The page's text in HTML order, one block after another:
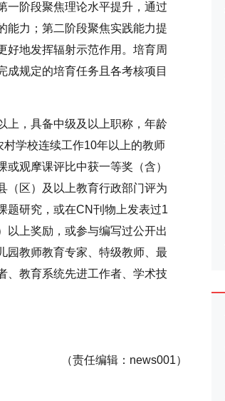
一阶段聚焦理论水平提升，通过
能力；第二阶段聚焦实践能力提
好地发挥辐射示范作用。培育周
成规定的培育任务且各考核项目
上，具备中级及以上职称，年龄
学校连续工作10年以上的教师
观摩课评比中获一等奖（含）
（区）及以上教育行政部门评为
题研究，或在CN刊物上发表过1
以上奖励，或参与编写过公开出
园教师教育专家、特级教师、最
、教育系统先进工作者、学术技
（责任编辑：news001）